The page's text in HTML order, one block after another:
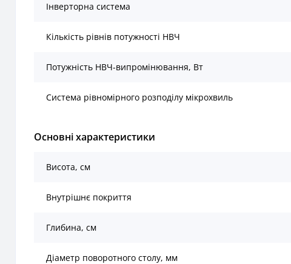
Інверторна система
Кількість рівнів потужності НВЧ
Потужність НВЧ-випромінювання, Вт
Система рівномірного розподілу мікрохвиль
Основні характеристики
Висота, см
Внутрішнє покриття
Глибина, см
Діаметр поворотного столу, мм